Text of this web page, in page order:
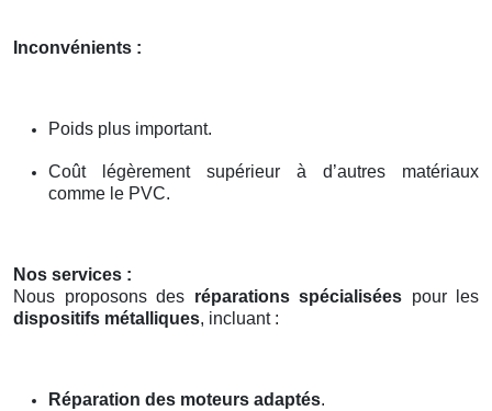
Inconvénients :
Poids plus important.
Coût légèrement supérieur à d’autres matériaux
comme le PVC.
Nos services :
Nous proposons des réparations spécialisées pour les
dispositifs métalliques, incluant :
Réparation des moteurs adaptés.